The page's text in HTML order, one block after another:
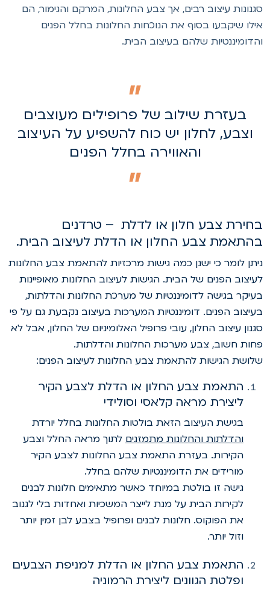
עיצוב רבים, אך צבע החלונות, המרקם והגימור, הם
שיקבעו בסוף את הנוכחות החלונות בחלל הפנים
שלהם בעיצוב הבית.
בעזרת שילוב של פרופילים מעוצבים
וצבע, לחלון יש כוח להשפיע על העיצוב
והאווירה בחלל הפנים
צבע חלון או לדלת – טרדנים
צבע החלון או הדלת לעיצוב הבית.
לומר כי ישנן כמה גישות מרכזיות להתאמת צבע החלונות
הפנים של הבית. הגישות לעיצוב החלונות מאופיינות
בגישה לדומיננטיות של מערכת החלונות והדלתות,
הפנים. דומיננטיות המערכות בעיצוב נקבעת גם על פי
עיצוב החלון, עובי פרופיל האלומיניום של החלון, אבל לא
חשוב, צבע מערכות החלונות והדלתות.
הגישות להתאמת צבע החלונות לעיצוב הפנים:
התאמת צבע החלון או הדלת לצבע הקיר
ליצירת מראה קלאסי וסולידי
בגישת העיצוב הזאת בולטות החלונות בחלל יורדת
והדלתות והחלונות מתמזגיםלתוך מראה החלל וצבע
הקירות. בעזרת התאמת צבע החלונות לצבע הקיר
מורידים את הדומיננטיות שלהם בחלל.
גישה זו בולטת במיוחד כאשר מתאימים חלונות לבנים
לקירות הבית על מנת לייצר המשכיות ואחדות בלי לגנוב
את הפוקוס. חלונות לבנים ופרופיל בצבע לבן זמין יותר
וזול יותר.
התאמת צבע החלון או הדלת למניפת הצבעים
ופלטת הגוונים ליצירת הרמוניה